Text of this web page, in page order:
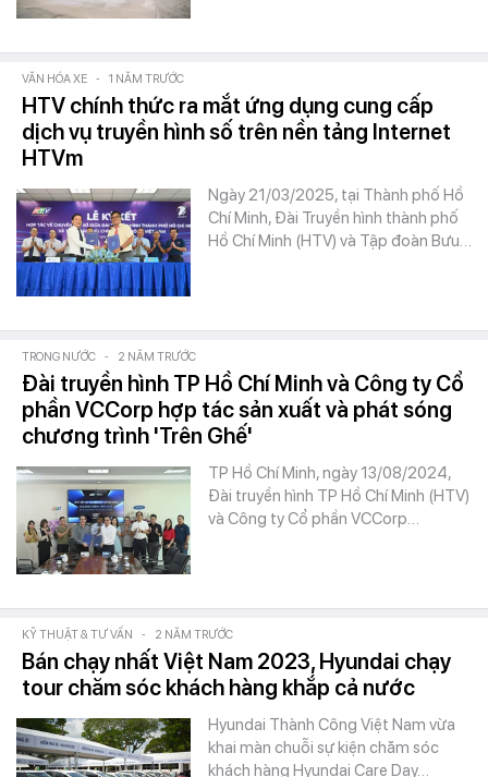
VĂN HÓA XE - 1 NĂM TRƯỚC
HTV chính thức ra mắt ứng dụng cung cấp
dịch vụ truyền hình số trên nền tảng Internet
HTVm
Ngày 21/03/2025, tại Thành phố Hồ
Chí Minh, Đài Truyền hình thành phố
Hồ Chí Minh (HTV) và Tập đoàn Bưu…
TRONG NƯỚC - 2 NĂM TRƯỚC
Đài truyền hình TP Hồ Chí Minh và Công ty Cổ
phần VCCorp hợp tác sản xuất và phát sóng
chương trình 'Trên Ghế'
TP Hồ Chí Minh, ngày 13/08/2024,
Đài truyền hình TP Hồ Chí Minh (HTV)
và Công ty Cổ phần VCCorp…
KỸ THUẬT & TƯ VẤN - 2 NĂM TRƯỚC
Bán chạy nhất Việt Nam 2023, Hyundai chạy
tour chăm sóc khách hàng khắp cả nước
Hyundai Thành Công Việt Nam vừa
khai màn chuỗi sự kiện chăm sóc
khách hàng Hyundai Care Day…